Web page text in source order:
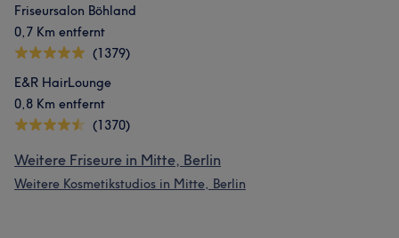
Friseursalon Böhland
0,7 Km entfernt
(1379)
E&R HairLounge
0,8 Km entfernt
(1370)
Weitere Friseure in Mitte, Berlin
Weitere Kosmetikstudios in Mitte, Berlin